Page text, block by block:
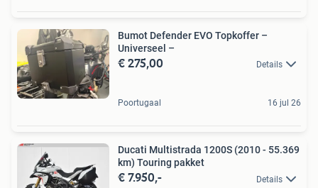
Bumot Defender EVO Topkoffer –
Universeel –
€ 275,00 Details
Poortugaal 16 jul 26
Ducati Multistrada 1200S (2010 - 55.369
km) Touring pakket
€ 7.950,- Details